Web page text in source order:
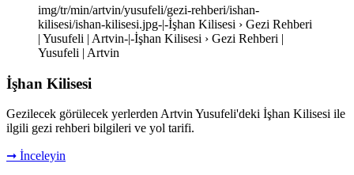
img/tr/min/artvin/yusufeli/gezi-rehberi/ishan-
kilisesi/ishan-kilisesi.jpg-|-İşhan Kilisesi › Gezi Rehberi
| Yusufeli | Artvin-|-İşhan Kilisesi › Gezi Rehberi |
Yusufeli | Artvin
İşhan Kilisesi
Gezilecek görülecek yerlerden Artvin Yusufeli'deki İşhan Kilisesi ile
ilgili gezi rehberi bilgileri ve yol tarifi.
➞ İnceleyin